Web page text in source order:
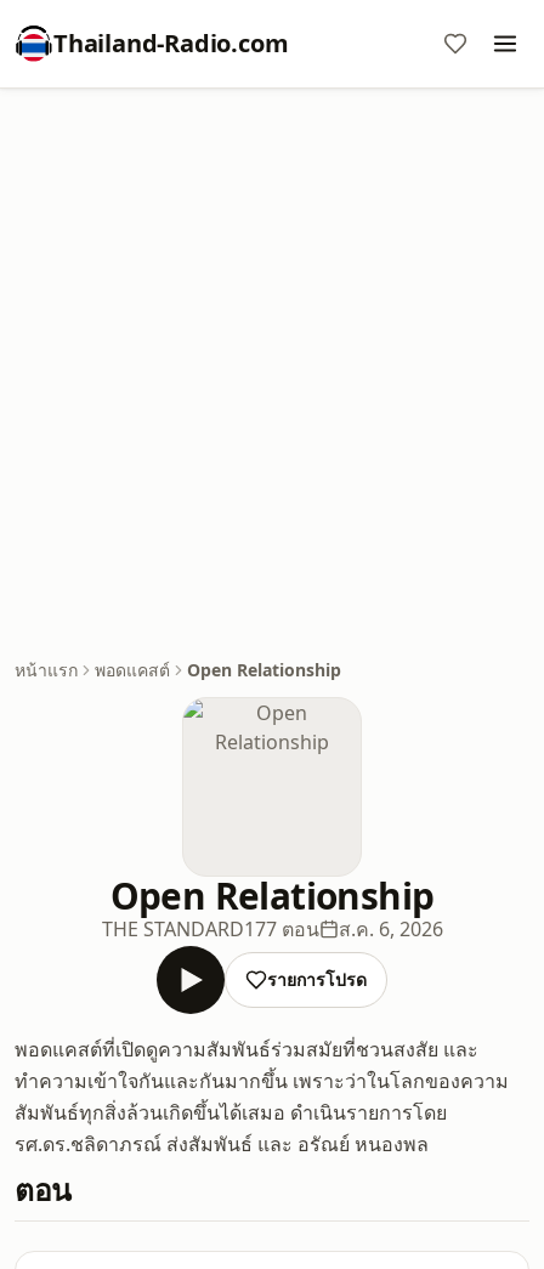
Thailand-Radio.com
หน้าแรก พอดแคสต์ Open Relationship
Open Relationship
THE STANDARD177 ตอน ส.ค. 6, 2026
รายการโปรด
พอดแคสต์ที่เปิดดูความสัมพันธ์ร่วมสมัยที่ชวนสงสัย และ
ทำความเข้าใจกันและกันมากขึ้น เพราะว่าในโลกของความ
สัมพันธ์ทุกสิ่งล้วนเกิดขึ้นได้เสมอ ดำเนินรายการโดย
รศ.ดร.ชลิดาภรณ์ ส่งสัมพันธ์ และ อรัณย์ หนองพล
ตอน